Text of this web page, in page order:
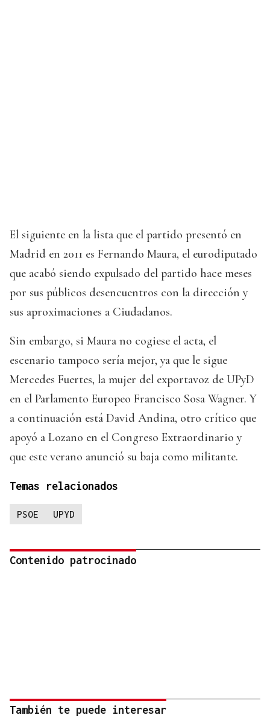
El siguiente en la lista que el partido presentó en
Madrid en 2011 es Fernando Maura, el eurodiputado
que acabó siendo expulsado del partido hace meses
por sus públicos desencuentros con la dirección y
sus aproximaciones a Ciudadanos.
Sin embargo, si Maura no cogiese el acta, el
escenario tampoco sería mejor, ya que le sigue
Mercedes Fuertes, la mujer del exportavoz de UPyD
en el Parlamento Europeo Francisco Sosa Wagner. Y
a continuación está David Andina, otro crítico que
apoyó a Lozano en el Congreso Extraordinario y
que este verano anunció su baja como militante.
Temas relacionados
PSOE UPYD
Contenido patrocinado
También te puede interesar